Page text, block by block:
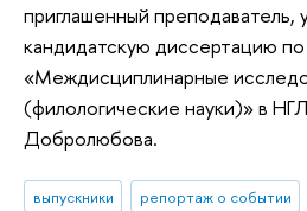
приглашенный преподаватель,
кандидатскую диссертацию
«Междисциплинарные
(филологические науки)» в
Добролюбова.
выпускники репортаж о событии